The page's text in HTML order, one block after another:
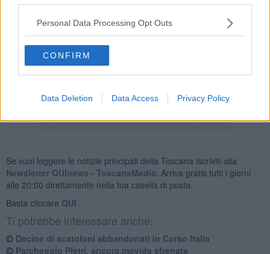
Personal Data Processing Opt Outs
CONFIRM
Data Deletion Data Access Privacy Policy
Il prossimo appuntamento è in programmasabato 18 settembre
prossimo presso Villa Severi alle 17.
Pagina Facebook:Fare Verde - Etruria
Se vuoi leggere le notizie principali della Toscana iscriviti alla
Newsletter QUInews - ToscanaMedia. Arriva gratis tutti i giorni
alle 20:00 direttamente nella tua casella di posta.
Basta cliccare QUI
Ti potrebbe interessare anche:
Decine di scatoloni abbandonati in Corso Italia
​Parcheggio Pietri, ancora movida sfrenata